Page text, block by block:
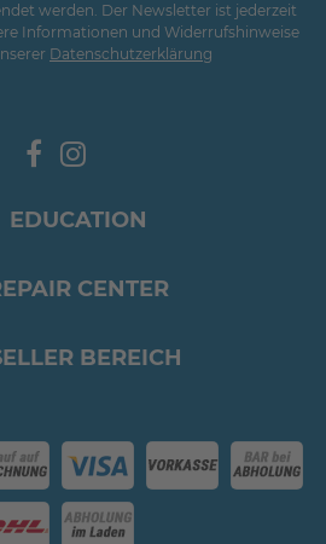
werden. Der Newsletter ist jederzeit
Informationen und Widerrufshinweise
Daten­schutz­erklärung
EDUCATION
CENTER
BEREICH